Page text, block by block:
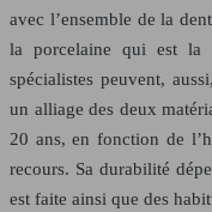
avec l’ensemble de la
la porcelaine qui est la
spécialistes peuvent,
un alliage des deux
20 ans, en fonction de
recours. Sa durabilité
est faite ainsi que des